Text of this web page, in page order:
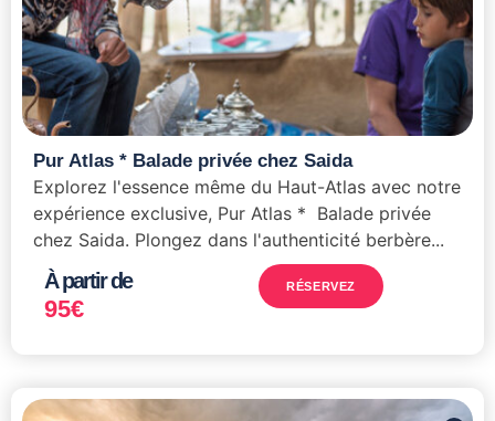
Pur Atlas * Balade privée chez Saida
Explorez l'essence même du Haut-Atlas avec notre
expérience exclusive, Pur Atlas * Balade privée
chez Saida. Plongez dans l'authenticité berbère...
À partir de
95€
RÉSERVEZ